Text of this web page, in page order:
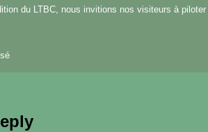
du LTBC, nous invitions nos visiteurs à